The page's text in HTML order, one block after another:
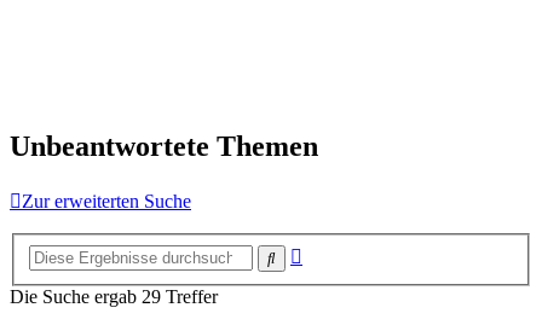
Unbeantwortete Themen
Zur erweiterten Suche
Suche
Die Suche ergab 29 Treffer